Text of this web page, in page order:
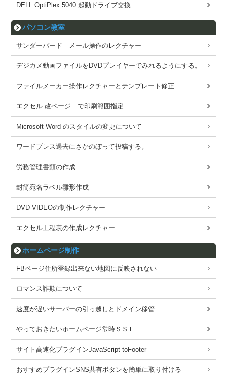
DELL OptiPlex 5040 起動ドライブ交換
パソコン教室
サンダーバード メール操作のレクチャー
デジカメ動画ファイルをDVDプレイヤーでみれるようにする。
ファイルメーカー操作レクチャーとテンプレート修正
エクセル 改ページ で印刷範囲指定
Microsoft Word のスタイルの変更について
ワードブレス過去にさかのぼって投稿する。
労務管理書類の作成
封筒宛名ラベル雛形作成
DVD-VIDEOの制作レクチャー
エクセル工程表の作成レクチャー
ホームページ制作
FBページ住所登録出来ない地図に反映されない
ロマンス詐欺について
速度が遅いサーバーの引っ越しとドメイン移管
やっておきたいホームページ常時ＳＳＬ
サイト高速化プラグインJavaScript toFooter
おすすめプラグインSNS共有ボタンを簡単に取り付ける